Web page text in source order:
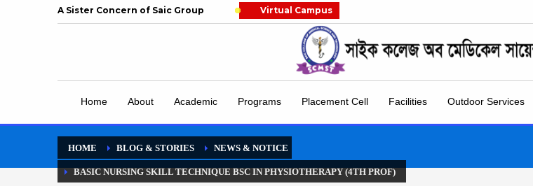
A Sister Concern of Saic Group Virtual Campus
Home About Academic Programs Placement Cell Facilities Outdoor Services
HOME BLOG & STORIES NEWS & NOTICE
BASIC NURSING SKILL TECHNIQUE BSC IN PHYSIOTHERAPY (4TH PROF)